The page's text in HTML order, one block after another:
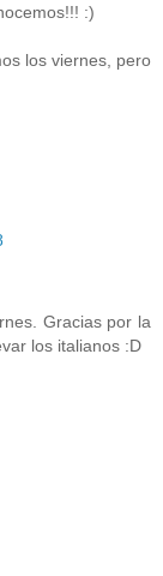
:)
los viernes, pero
Gracias por la
los italianos :D